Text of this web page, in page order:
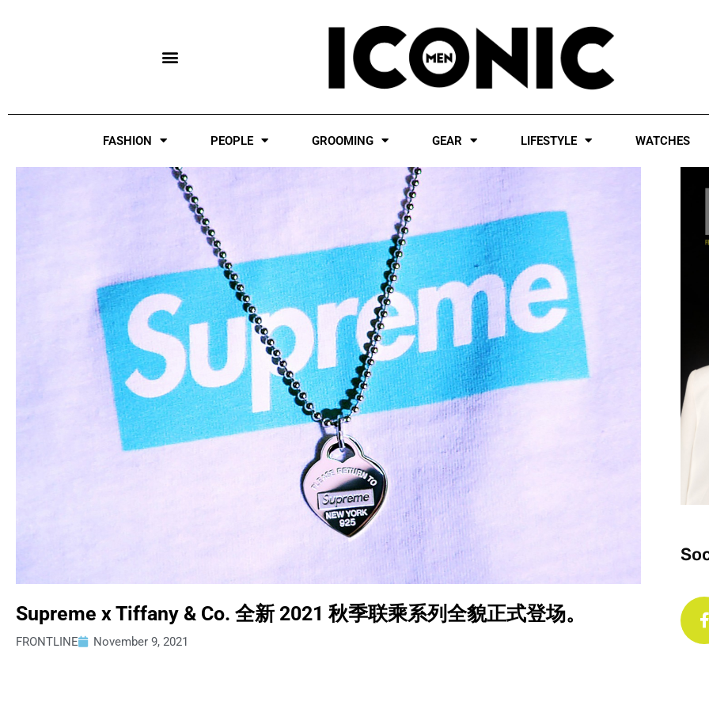
FASHION PEOPLE GROOMING GEAR LIFESTYLE WATCHES
Supreme x Tiffany & Co. 全新 2021 秋季联乘系列全貌正式登场。
FRONTLINE November 9, 2021
c